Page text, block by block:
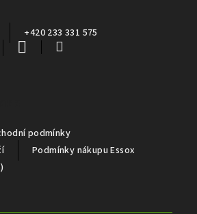
+420 233 331 575
podmínky
Podmínky nákupu Essox